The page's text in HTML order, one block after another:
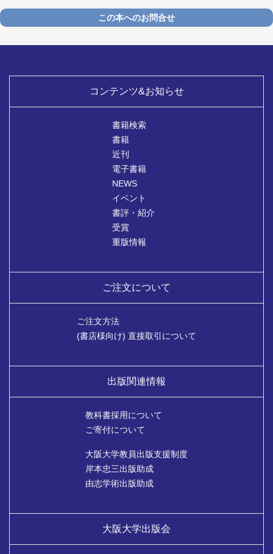
この本へのお問合せ
コンテンツ&お知らせ
書籍検索
書籍
近刊
電子書籍
NEWS
イベント
書評・紹介
受賞
重版情報
ご注文について
ご注文方法
(書店様向け) 直接取引について
出版関連情報
教科書採用について
ご寄付について
大阪大学教員出版支援制度
岸本忠三出版助成
由志学術出版助成
大阪大学出版会